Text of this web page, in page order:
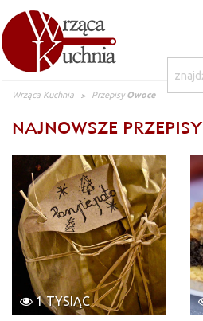
Wrząca Kuchnia Przepisy Owoce
NAJNOWSZE PRZEPISY
1 TYSIĄC